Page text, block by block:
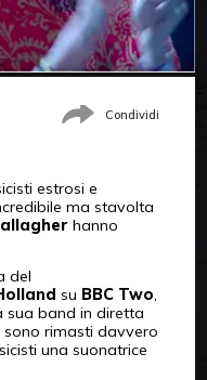
Condividi
estrosi e
ma stavolta
hanno
del
su BBC Two,
sua band in diretta
rimasti davvero
una suonatrice